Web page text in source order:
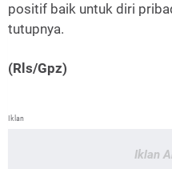
positif baik untuk diri
tutupnya.
(Rls/Gpz)
Iklan
Iklan